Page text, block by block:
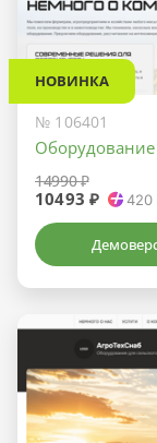
НОВИНКА
№ 106401
Оборудование
14990 ₽
10493 ₽ 420